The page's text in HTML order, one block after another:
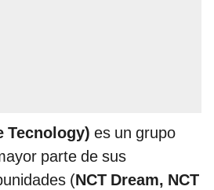
Tecnology) es un grupo
parte de sus
(NCT Dream, NCT